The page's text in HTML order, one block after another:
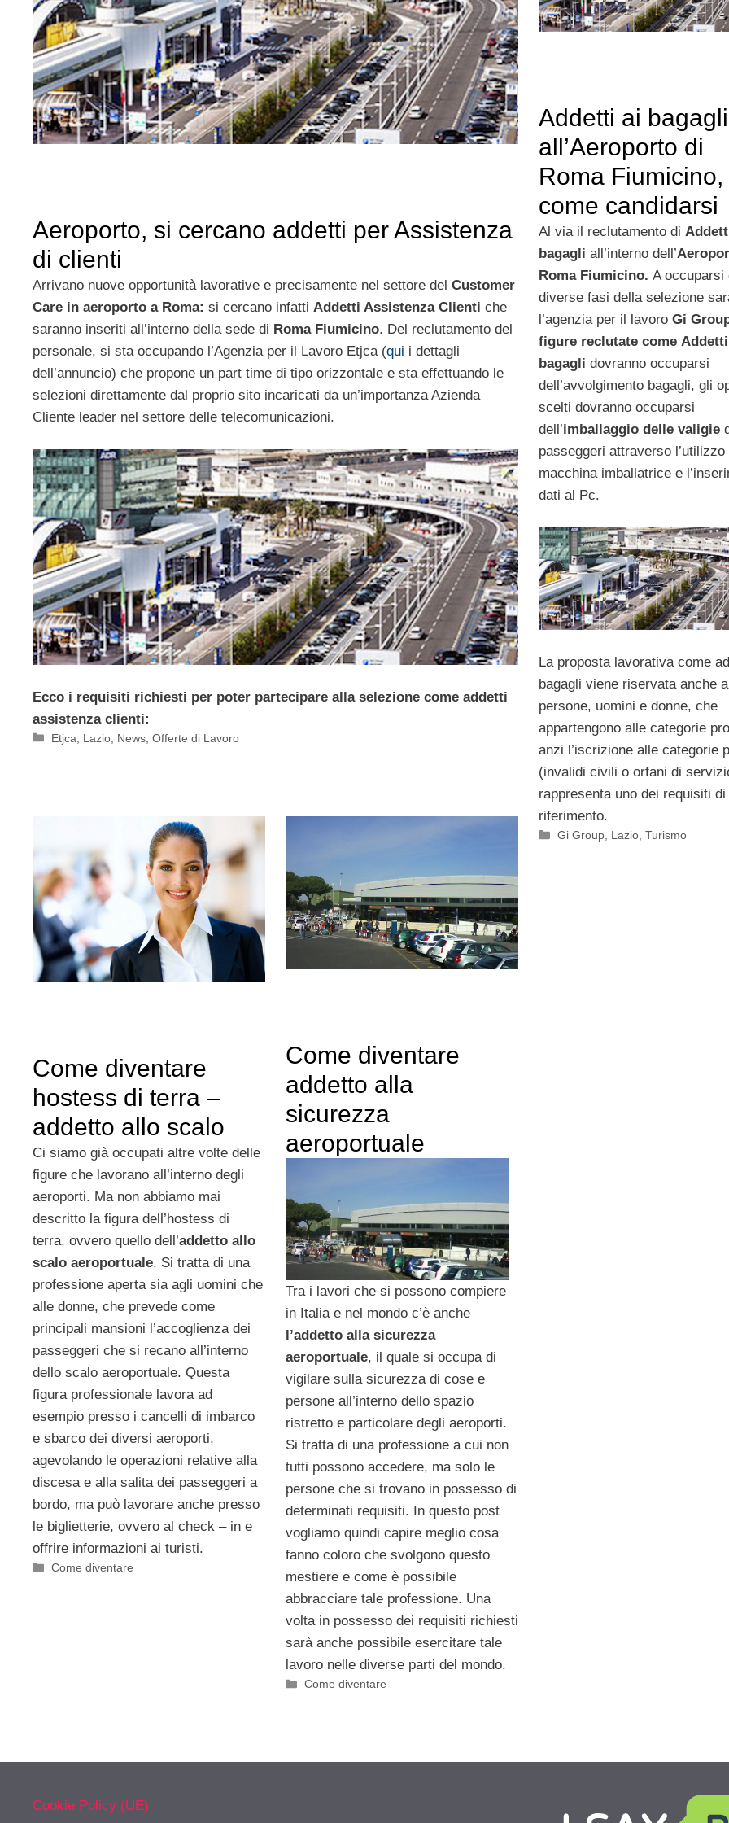
Aeroporto, si cercano addetti per Assistenza
di clienti
Arrivano nuove opportunità lavorative e precisamente nel settore del Customer
Care in aeroporto a Roma: si cercano infatti Addetti Assistenza Clienti che
saranno inseriti all’interno della sede di Roma Fiumicino. Del reclutamento del
personale, si sta occupando l’Agenzia per il Lavoro Etjca (qui i dettagli
dell’annuncio) che propone un part time di tipo orizzontale e sta effettuando le
selezioni direttamente dal proprio sito incaricati da un’importanza Azienda
Cliente leader nel settore delle telecomunicazioni.
Ecco i requisiti richiesti per poter partecipare alla selezione come addetti
assistenza clienti:
Categorie
Etjca Lazio News ,Offerte di Lavoro
Addetti ai bagagli
all’Aeroporto di
Roma Fiumicino,
come candidarsi
Al via il reclutamento di
bagagli all’interno dell’
Roma Fiumicino. A occuparsi
diverse fasi della selezione
l’agenzia per il lavoroGi
figure reclutate come
bagagli dovranno occuparsi
dell’avvolgimento bagagli, gli
scelti dovranno occuparsi
dell’imballaggio delle valigie
passeggeri attraverso l’utilizzo
macchina imballatrice e
dati al Pc.
La proposta lavorativa come
bagagli viene riservata anche
persone, uomini e donne, che
appartengono alle categorie
anzi l’iscrizione alle categorie
(invalidi civili o orfani di
rappresenta uno dei requisiti di
riferimento.
Categorie
Gi Group Lazio ,Turismo
Come diventare
hostess di terra –
addetto allo scalo
Ci siamo già occupati altre volte delle
figure che lavorano all’interno degli
aeroporti. Ma non abbiamo mai
descritto la figura dell’hostess di
terra, ovvero quello dell’addetto allo
scalo aeroportuale. Si tratta di una
professione aperta sia agli uomini che
alle donne, che prevede come
principali mansioni l’accoglienza dei
passeggeri che si recano all’interno
dello scalo aeroportuale. Questa
figura professionale lavora ad
esempio presso i cancelli di imbarco
e sbarco dei diversi aeroporti,
agevolando le operazioni relative alla
discesa e alla salita dei passeggeri a
bordo, ma può lavorare anche presso
le biglietterie, ovvero al check – in e
offrire informazioni ai turisti.
Categorie
Come diventare
Come diventare
addetto alla
sicurezza
aeroportuale
Tra i lavori che si possono compiere
in Italia e nel mondo c’è anche
l’addetto alla sicurezza
aeroportuale, il quale si occupa di
vigilare sulla sicurezza di cose e
persone all’interno dello spazio
ristretto e particolare degli aeroporti.
Si tratta di una professione a cui non
tutti possono accedere, ma solo le
persone che si trovano in possesso di
determinati requisiti. In questo post
vogliamo quindi capire meglio cosa
fanno coloro che svolgono questo
mestiere e come è possibile
abbracciare tale professione. Una
volta in possesso dei requisiti richiesti
sarà anche possibile esercitare tale
lavoro nelle diverse parti del mondo.
Categorie
Come diventare
Cookie Policy (UE)